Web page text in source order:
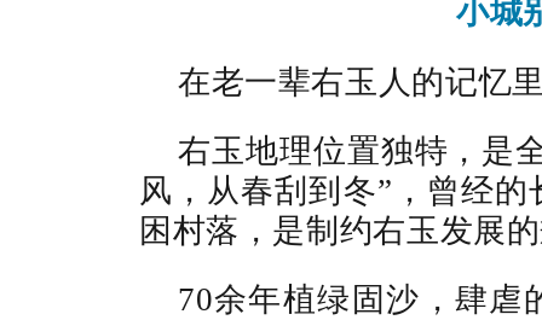
小城
在老一辈右玉人的记忆
右玉地理位置独特，是
风，从春刮到冬”，曾经
困村落，是制约右玉发展
70余年植绿固沙，肆虐